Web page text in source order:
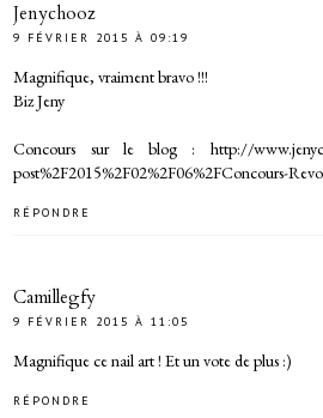
Jenychooz
9 FÉVRIER 2015 À 09:19
Magnifique, vraiment bravo !!!
Biz Jeny
Concours sur le blog : http://
post%2F2015%2F02%2F06%2FConcours-
RÉPONDRE
Camillegfy
9 FÉVRIER 2015 À 11:05
Magnifique ce nail art ! Et un vote de plus :)
RÉPONDRE